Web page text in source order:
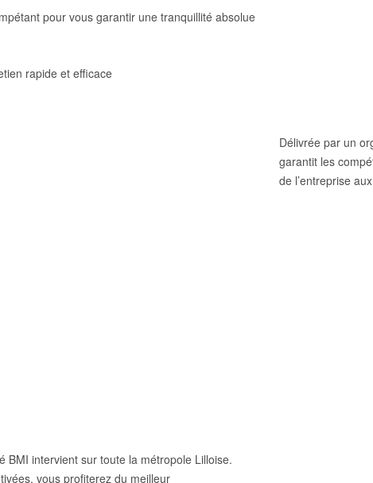
pour vous garantir une tranquillité absolue
rapide et efficace
Délivrée par un
garantit les
de l’entreprise
intervient sur toute la métropole Lilloise.
vous profiterez du meilleur